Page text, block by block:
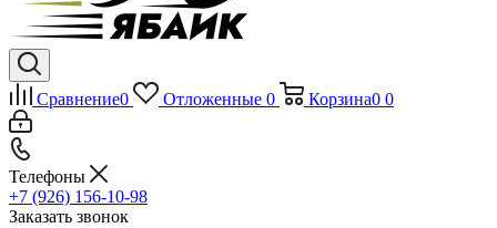
Сравнение0 Отложенные 0 Корзина0 0
Телефоны
+7 (926) 156-10-98
Заказать звонок